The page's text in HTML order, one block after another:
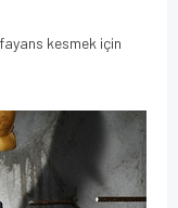
kesmek için